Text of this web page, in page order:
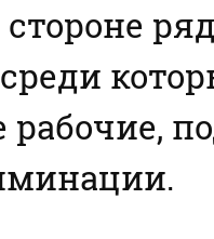
рабочие,